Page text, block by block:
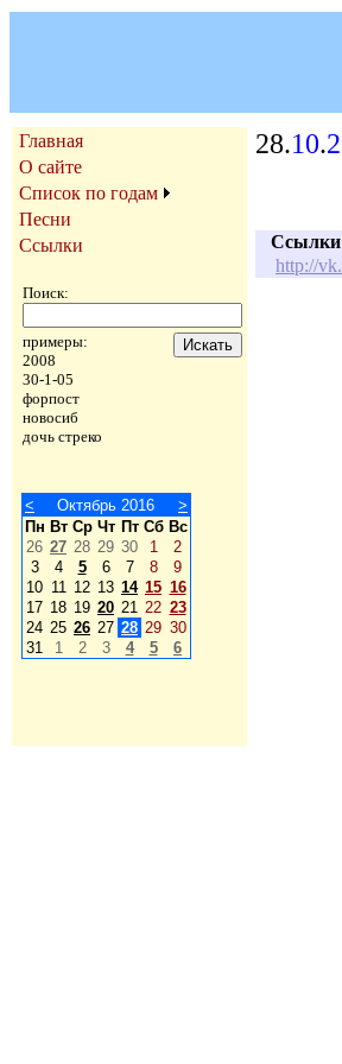
Главная
О сайте
Список по годам
Песни
Ссылки
Поиск:
примеры:
2008
30-1-05
форпост
новосиб
дочь стреко
< Октябрь 2016
>
Пн Вт Ср Чт Пт Сб Вс
26 27 28 29 30 1
2
3
4 5 6 7 8
9
10 11 12 13 14 15 16
17 18 19 20 21 22 23
24 25 26 27 28 29 30
31
1 2 3 4 5 6
28.10.
http://